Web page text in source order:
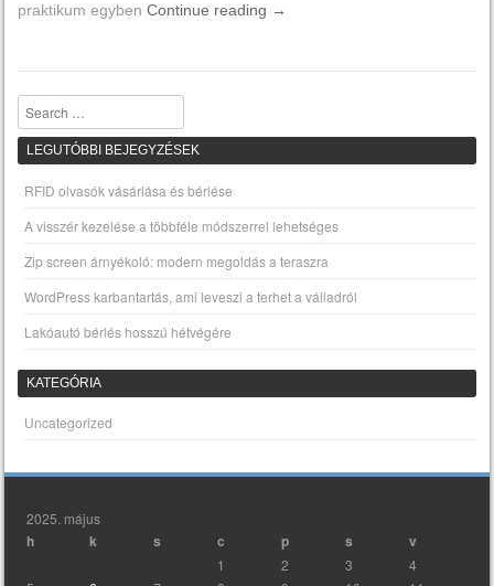
praktikum egyben Continue reading →
Search
LEGUTÓBBI BEJEGYZÉSEK
RFID olvasók vásárlása és bérlése
A visszér kezelése a többféle módszerrel lehetséges
Zip screen árnyékoló: modern megoldás a teraszra
WordPress karbantartás, ami leveszi a terhet a válladról
Lakóautó bérlés hosszú hétvégére
KATEGÓRIA
Uncategorized
2025. május
h k s c p s v
1 2 3
4